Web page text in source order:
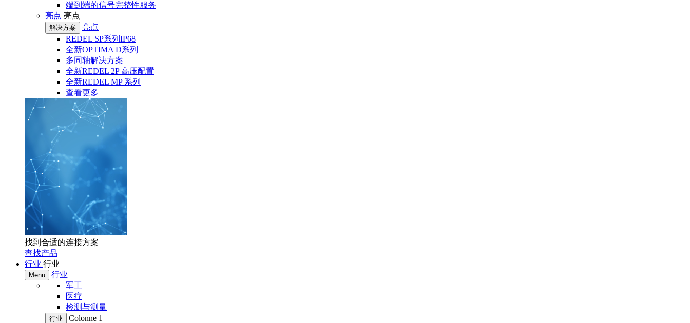
端到端的信号完整性服务
亮点 亮点
解决方案
亮点
REDEL SP系列IP68
全新OPTIMA D系列
多同轴解决方案
全新REDEL 2P 高压配置
全新REDEL MP 系列
查看更多
找到合适的连接方案
查找产品
行业 行业
Menu
行业
军工
医疗
检测与测量
行业
Colonne 1